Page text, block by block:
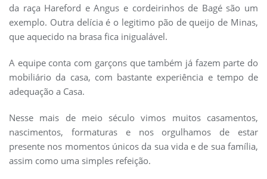
da raça Hareford e Angus e cordeirinhos de Bagé são um
exemplo. Outra delícia é o legitimo pão de queijo de Minas,
que aquecido na brasa fica inigualável.
A equipe conta com garçons que também já fazem parte do
mobiliário da casa, com bastante experiência e tempo de
adequação a Casa.
Nesse mais de meio século vimos muitos casamentos,
nascimentos, formaturas e nos orgulhamos de estar
presente nos momentos únicos da sua vida e de sua família,
assim como uma simples refeição.